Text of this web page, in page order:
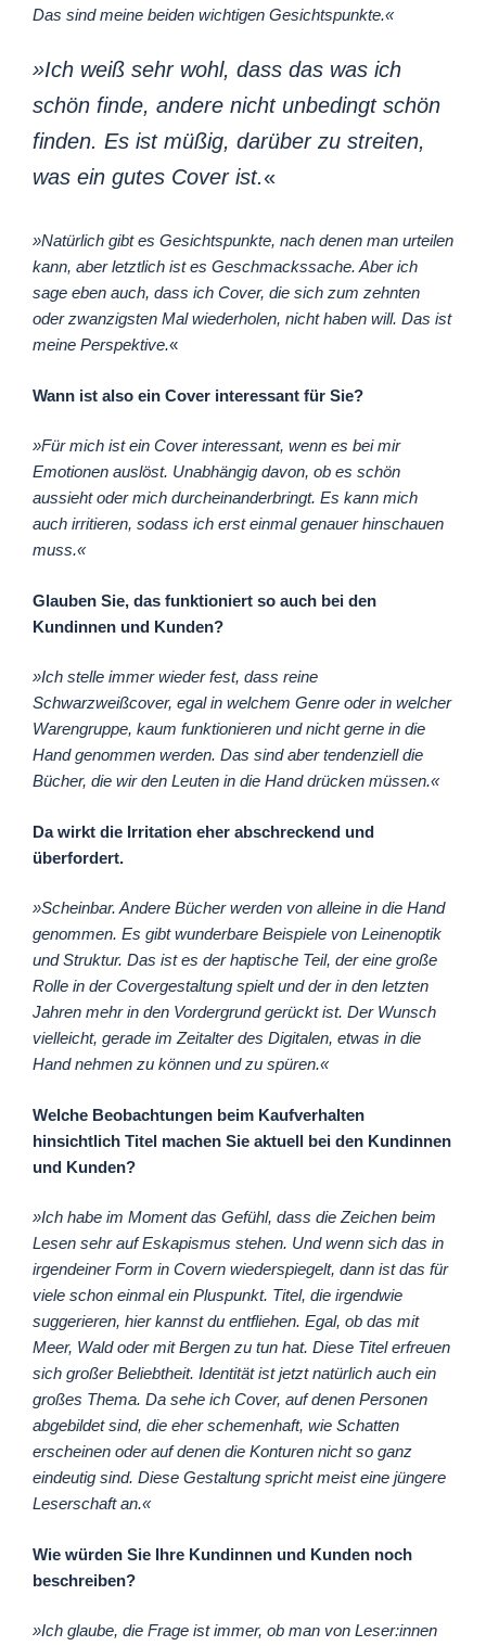
Das sind meine beiden wichtigen Gesichtspunkte.«
»Ich weiß sehr wohl, dass das was ich
schön finde, andere nicht unbedingt schön
finden. Es ist müßig, darüber zu streiten,
was ein gutes Cover ist.«
»Natürlich gibt es Gesichtspunkte, nach denen man urteilen
kann, aber letztlich ist es Geschmackssache. Aber ich
sage eben auch, dass ich Cover, die sich zum zehnten
oder zwanzigsten Mal wiederholen, nicht haben will. Das ist
meine Perspektive.«
Wann ist also ein Cover interessant für Sie?
»Für mich ist ein Cover interessant, wenn es bei mir
Emotionen auslöst. Unabhängig davon, ob es schön
aussieht oder mich durcheinanderbringt. Es kann mich
auch irritieren, sodass ich erst einmal genauer hinschauen
muss.«
Glauben Sie, das funktioniert so auch bei den
Kundinnen und Kunden?
»Ich stelle immer wieder fest, dass reine
Schwarzweißcover, egal in welchem Genre oder in welcher
Warengruppe, kaum funktionieren und nicht gerne in die
Hand genommen werden. Das sind aber tendenziell die
Bücher, die wir den Leuten in die Hand drücken müssen.«
Da wirkt die Irritation eher abschreckend und
überfordert.
»Scheinbar. Andere Bücher werden von alleine in die Hand
genommen. Es gibt wunderbare Beispiele von Leinenoptik
und Struktur. Das ist es der haptische Teil, der eine große
Rolle in der Covergestaltung spielt und der in den letzten
Jahren mehr in den Vordergrund gerückt ist. Der Wunsch
vielleicht, gerade im Zeitalter des Digitalen, etwas in die
Hand nehmen zu können und zu spüren.«
Welche Beobachtungen beim Kaufverhalten
hinsichtlich Titel machen Sie aktuell bei den Kundinnen
und Kunden?
»Ich habe im Moment das Gefühl, dass die Zeichen beim
Lesen sehr auf Eskapismus stehen. Und wenn sich das in
irgendeiner Form in Covern wiederspiegelt, dann ist das für
viele schon einmal ein Pluspunkt. Titel, die irgendwie
suggerieren, hier kannst du entfliehen. Egal, ob das mit
Meer, Wald oder mit Bergen zu tun hat. Diese Titel erfreuen
sich großer Beliebtheit. Identität ist jetzt natürlich auch ein
großes Thema. Da sehe ich Cover, auf denen Personen
abgebildet sind, die eher schemenhaft, wie Schatten
erscheinen oder auf denen die Konturen nicht so ganz
eindeutig sind. Diese Gestaltung spricht meist eine jüngere
Leserschaft an.«
Wie würden Sie Ihre Kundinnen und Kunden noch
beschreiben?
»Ich glaube, die Frage ist immer, ob man von Leser:innen